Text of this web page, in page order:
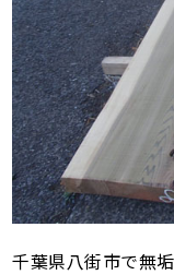
千葉県八街市で無